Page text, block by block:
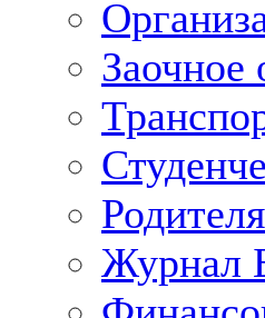
Заочное
Журнал